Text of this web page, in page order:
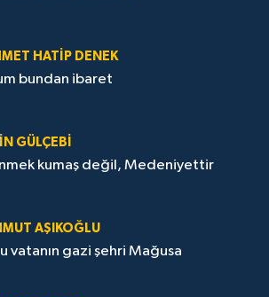
HATİP DENEK
bundan ibaret
GÜLÇEBİ
kumaş değil, Medeniyettir
AŞIKOĞLU
vatanın gazi şehri Mağusa